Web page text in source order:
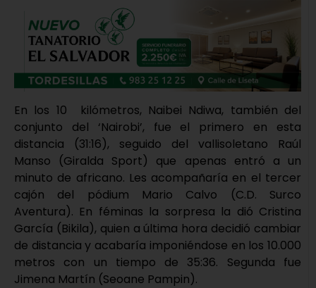
En los 10 kilómetros, Naibei Ndiwa, también del
conjunto del ‘Nairobi’, fue el primero en esta
distancia (31:16), seguido del vallisoletano Raúl
Manso (Giralda Sport) que apenas entró a un
minuto de africano. Les acompañaría en el tercer
cajón del pódium Mario Calvo (C.D. Surco
Aventura). En féminas la sorpresa la dió Cristina
García (Bikila), quien a última hora decidió cambiar
de distancia y acabaría imponiéndose en los 10.000
metros con un tiempo de 35:36. Segunda fue
Jimena Martín (Seoane Pampin).